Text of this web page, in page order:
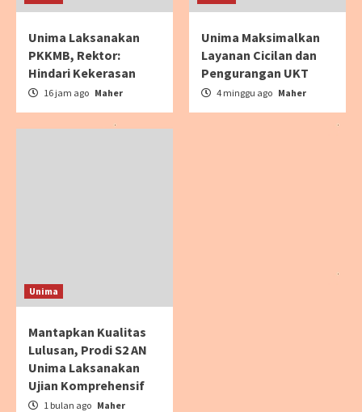
Unima Laksanakan
PKKMB, Rektor:
Hindari Kekerasan
16 jam ago Maher
Unima Maksimalkan
Layanan Cicilan dan
Pengurangan UKT
4 minggu ago Maher
Unima
Mantapkan Kualitas
Lulusan, Prodi S2 AN
Unima Laksanakan
Ujian Komprehensif
1 bulan ago Maher